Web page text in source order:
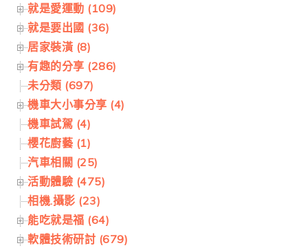
就是愛運動 (109)
就是要出國 (36)
居家裝潢 (8)
有趣的分享 (286)
未分類 (697)
機車大小事分享 (4)
機車試駕 (4)
櫻花廚藝 (1)
汽車相關 (25)
活動體驗 (475)
相機.攝影 (23)
能吃就是福 (64)
軟體技術研討 (679)